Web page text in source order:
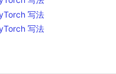
写法
写法